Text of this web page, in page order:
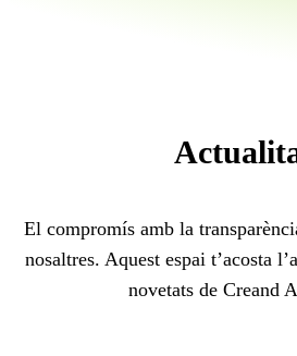
El compromís amb la
nosaltres. Aquest espai t’acosta
novetats de Creand